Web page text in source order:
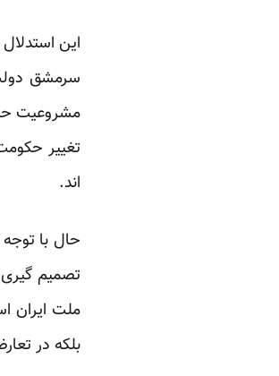
این
سرمشق
مشروعیت
تغییر
اند.
حال با
تصمیم گیری
ملت ایران
بلکه در